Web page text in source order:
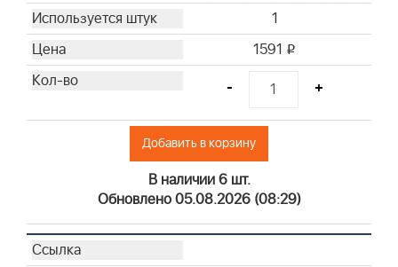
1
1591 i
- +
Добавить в корзину
В наличии 6 шт.
Обновлено 05.08.2026 (08:29)